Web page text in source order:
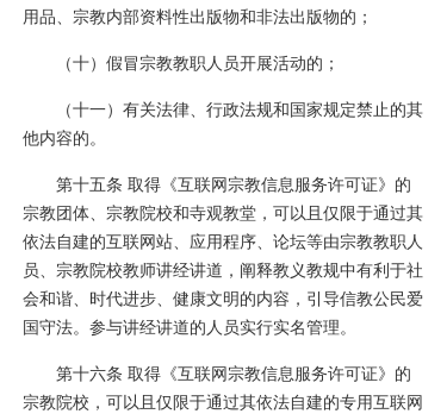
用品、宗教内部资料性出版物和非法出版物的；
（十）假冒宗教教职人员开展活动的；
（十一）有关法律、行政法规和国家规定禁止的其
他内容的。
第十五条 取得《互联网宗教信息服务许可证》的
宗教团体、宗教院校和寺观教堂，可以且仅限于通过其
依法自建的互联网站、应用程序、论坛等由宗教教职人
员、宗教院校教师讲经讲道，阐释教义教规中有利于社
会和谐、时代进步、健康文明的内容，引导信教公民爱
国守法。参与讲经讲道的人员实行实名管理。
第十六条 取得《互联网宗教信息服务许可证》的
宗教院校，可以且仅限于通过其依法自建的专用互联网